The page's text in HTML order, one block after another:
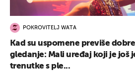
POKROVITELJ WATA
Kad su uspomene previše
gledanje: Mali uređaj koji je još
trenutke s ple...